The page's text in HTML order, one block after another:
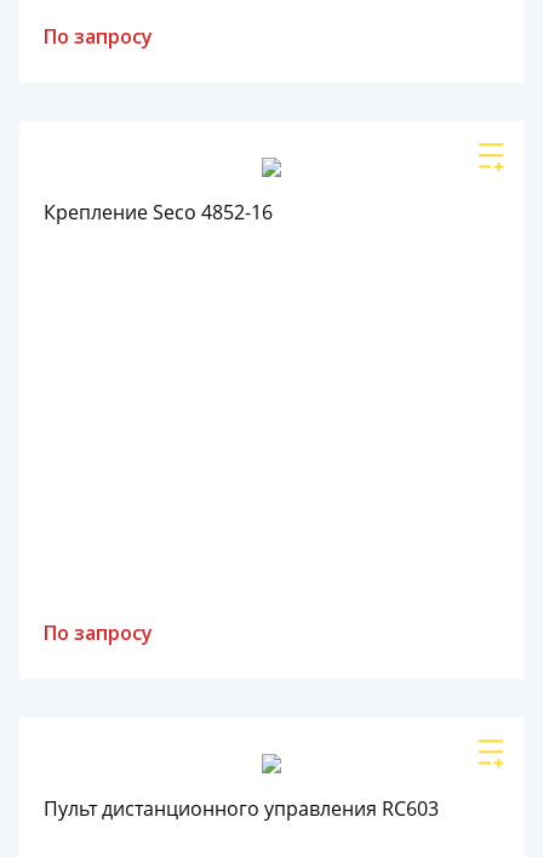
По запросу
Крепление Seco 4852-16
По запросу
Пульт дистанционного управления RC603